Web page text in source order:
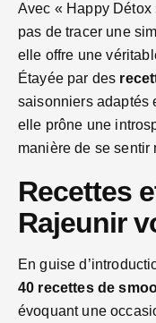
Avec « Happy Détox
pas de tracer une
elle offre une
Étayée par des
saisonniers adaptés
elle prône une
manière de se sentir
Recettes
Rajeunir
En guise
40 recettes de
évoquant une